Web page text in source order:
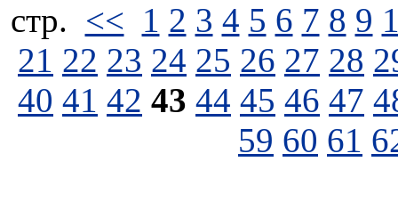
стp. << 1 2 3 4 5 6 7 8 9
21 22 23 24 25 26 27 28
40 41 42 43 44 45 46 47
59 60 61